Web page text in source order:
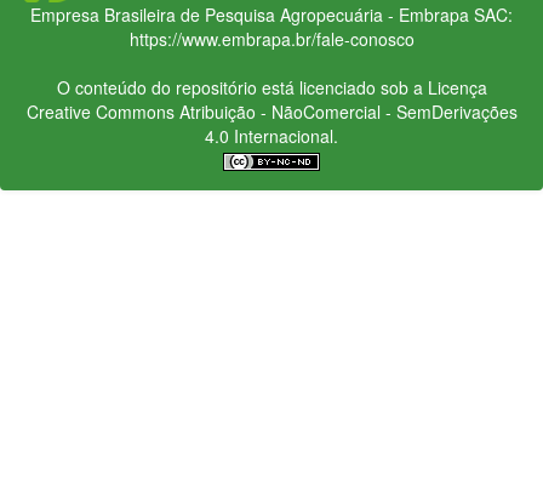
Empresa Brasileira de Pesquisa Agropecuária - Embrapa SAC:
https://www.embrapa.br/fale-conosco
O conteúdo do repositório está licenciado sob a Licença
Creative CommonsAtribuição - NãoComercial - SemDerivações
4.0 Internacional.